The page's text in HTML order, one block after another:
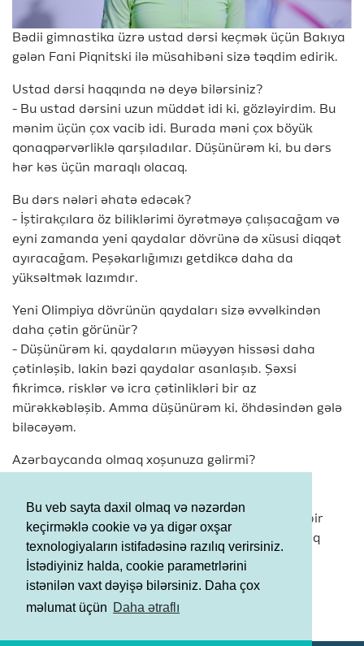
Bu veb sayta daxil olmaq və nəzərdən
keçirməklə cookie və ya digər oxşar
texnologiyaların istifadəsinə razılıq verirsiniz.
İstədiyiniz halda, cookie parametrlərini
istənilən vaxt dəyişə bilərsiniz. Daha çox
məlumat üçün Daha ətraflı
Bədii gimnastika üzrə ustad dərsi keçmək üçün Bakıya
gələn Fani Piqnitski ilə müsahibəni sizə təqdim edirik.
Ustad dərsi haqqında nə deyə bilərsiniz?
- Bu ustad dərsini uzun müddət idi ki, gözləyirdim. Bu
mənim üçün çox vacib idi. Burada məni çox böyük
qonaqpərvərliklə qarşıladılar. Düşünürəm ki, bu dərs
hər kəs üçün maraqlı olacaq.
Bu dərs nələri əhatə edəcək?
- İştirakçılara öz biliklərimi öyrətməyə çalışacağam və
eyni zamanda yeni qaydalar dövrünə də xüsusi diqqət
ayıracağam. Peşəkarlığımızı getdikcə daha da
yüksəltmək lazımdır.
Yeni Olimpiya dövrünün qaydaları sizə əvvəlkindən
daha çətin görünür?
- Düşünürəm ki, qaydaların müəyyən hissəsi daha
çətinləşib, lakin bəzi qaydalar asanlaşıb. Şəxsi
fikrimcə, risklər və icra çətinlikləri bir az
mürəkkəbləşib. Amma düşünürəm ki, öhdəsindən gələ
biləcəyəm.
Azərbaycanda olmaq xoşunuza gəlirmi?
yarışlarda iştirak üçün gəlmişdim. İndi isə şəhəri
gəzmək fürsətim də oldu. Bu mənim üçün xüsusi bir
proqram idi. Arena isə möhtəşəmdir. Burada məşq
etmək üçün çox rahat şərait var. Daha yaxşısını
bacarmaq üçün lazım olan hər şey mövcuddur.